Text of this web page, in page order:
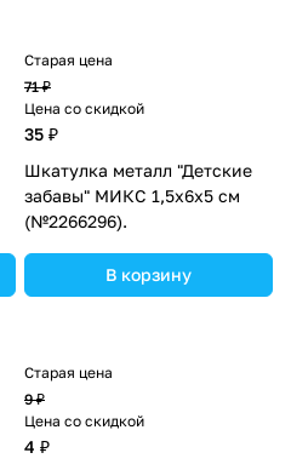
Старая цена
71 ₽
Цена со скидкой
35 ₽
Шкатулка металл "Детские
забавы" МИКС 1,5х6х5 см
(№2266296).
В корзину
Старая цена
9 ₽
Цена со скидкой
4 ₽